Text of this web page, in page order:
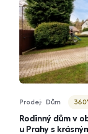
Rodinný dům v
u Prahy s
Typ nabídky
Prodej
Typ nemovitosti
Dům
Virtuální prohlídka